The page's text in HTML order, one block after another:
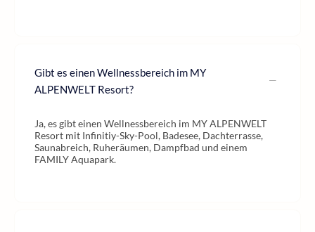
Gibt es einen Wellnessbereich im MY
ALPENWELT Resort?
Ja, es gibt einen Wellnessbereich im MY ALPENWELT
Resort mit Infinitiy-Sky-Pool, Badesee, Dachterrasse,
Saunabreich, Ruheräumen, Dampfbad und einem
FAMILY Aquapark.